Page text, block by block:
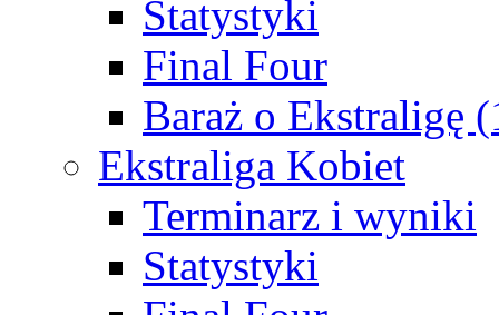
Statystyki
Final Four
Baraż o Ekstraligę
Ekstraliga Kobiet
Terminarz i wyniki
Statystyki